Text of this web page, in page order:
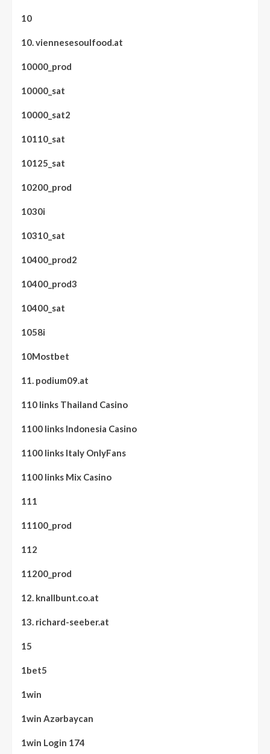
10
10. viennesesoulfood.at
10000_prod
10000_sat
10000_sat2
10110_sat
10125_sat
10200_prod
1030i
10310_sat
10400_prod2
10400_prod3
10400_sat
1058i
10Mostbet
11. podium09.at
110 links Thailand Casino
1100 links Indonesia Casino
1100 links Italy OnlyFans
1100 links Mix Casino
111
11100_prod
112
11200_prod
12. knallbunt.co.at
13. richard-seeber.at
15
1bet5
1win
1win Azərbaycan
1win Login 174